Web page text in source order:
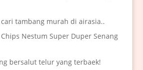
tambang murah di airasia..
Nestum Super Duper Senang
bersalut telur yang terbaek!